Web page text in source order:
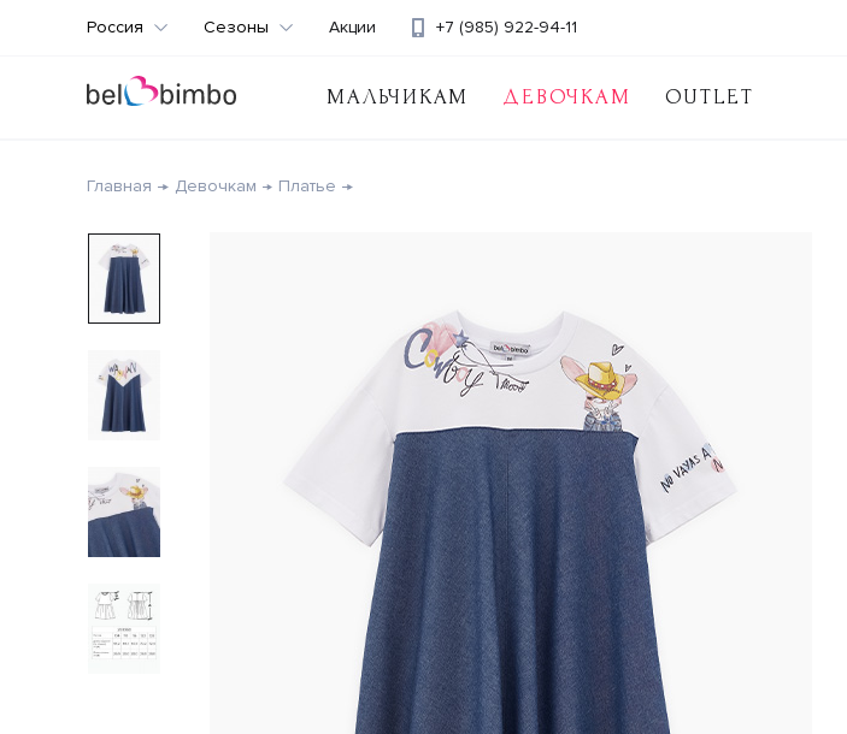
МАЛЬЧИКАМ ДЕВОЧКАМ OUTLET
+7 (985) 922-94-11
Россия Сезоны Акции
Главная Девочкам Платье